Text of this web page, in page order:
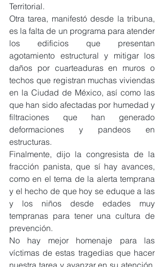
Territorial.
Otra tarea, manifestó desde la tribuna,
es la falta de un programa para atender
los edificios que presentan
agotamiento estructural y mitigar los
daños por cuarteaduras en muros o
techos que registran muchas viviendas
en la Ciudad de México, así como las
que han sido afectadas por humedad y
filtraciones que han generado
deformaciones y pandeos en
estructuras.
Finalmente, dijo la congresista de la
fracción panista, que sí hay avances,
como en el tema de la alerta temprana
y el hecho de que hoy se eduque a las
y los niños desde edades muy
tempranas para tener una cultura de
prevención.
No hay mejor homenaje para las
víctimas de estas tragedias que hacer
nuestra tarea y avanzar en su atención.